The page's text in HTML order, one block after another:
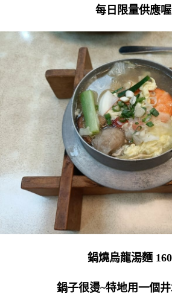
每日限量供應
鍋燒烏龍湯麵
鍋子很燙~特地用一個